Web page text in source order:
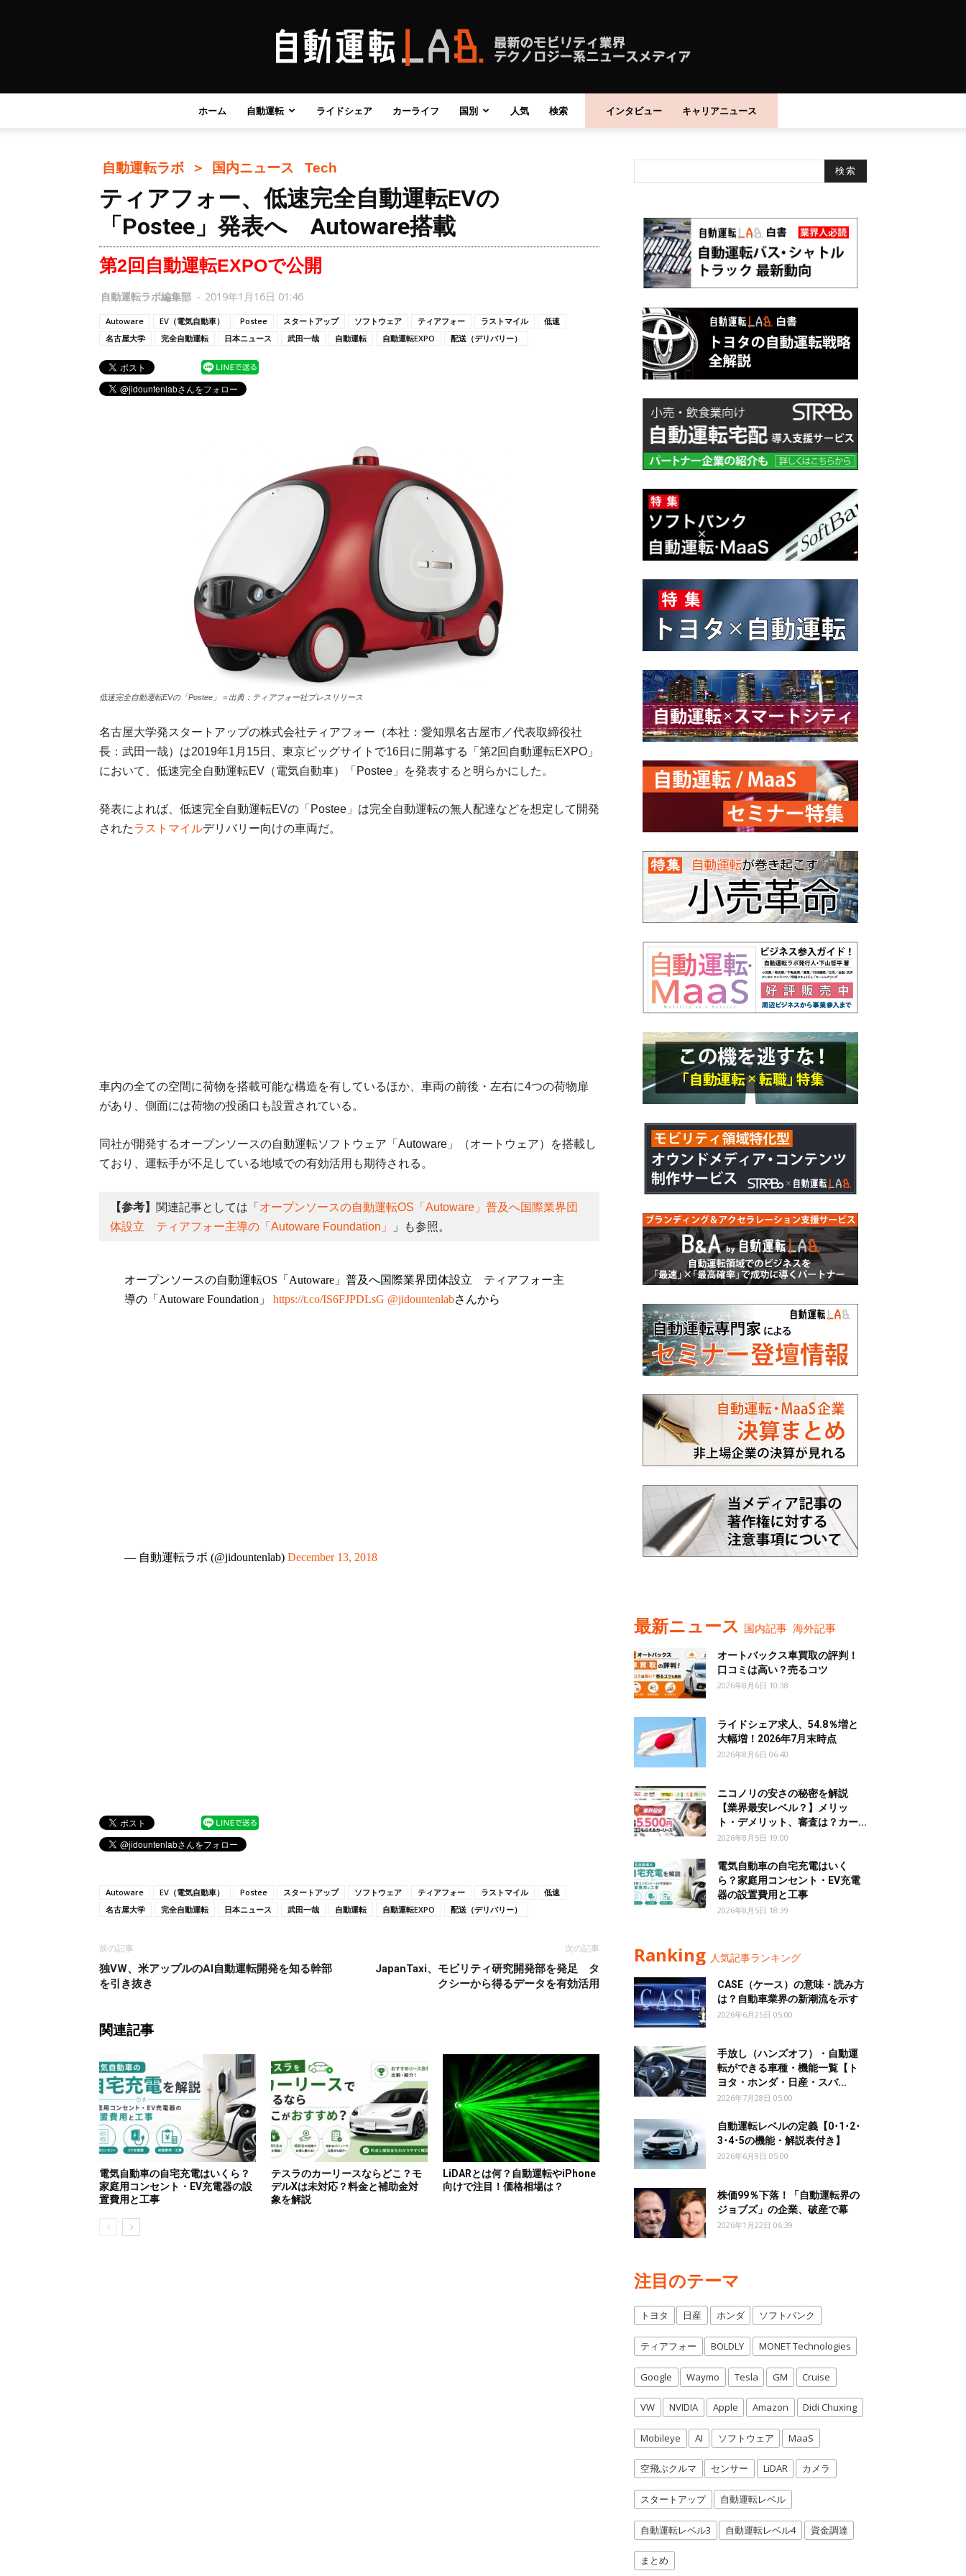
自
動
ボ
ホーム 自動運転 ライドシェア カーライフ 国別 人気 検索 インタビュー キャリアニュース
自動運転ラボ ＞ 国内ニュース Tech
ティアフォー、低速完全自動運転EVの
「Postee」発表へ Autoware搭載
第2回自動運転EXPOで公開
自動運転ラボ編集部 - 2019年1月16日 01:46
Autoware EV（電気自動車） Postee スタートアップ ソフトウェア ティアフォー ラストマイル
低速
名古屋大学
完全自動運転 日本ニュース 武田一哉 自動運転 自動運転EXPO 配送（デリバリー）
低速完全自動運転EVの「Postee」＝出典：ティアフォー社プレスリリース
名古屋大学発スタートアップの株式会社ティアフォー（本社：愛知県名古屋市／代表取締役社
長：武田一哉）は2019年1月15日、東京ビッグサイトで16日に開幕する「第2回自動運転EXPO」
において、低速完全自動運転EV（電気自動車）「Postee」を発表すると明らかにした。
発表によれば、低速完全自動運転EVの「Postee」は完全自動運転の無人配達などを想定して開発
されたラストマイルデリバリー向けの車両だ。
車内の全ての空間に荷物を搭載可能な構造を有しているほか、車両の前後・左右に4つの荷物扉
があり、側面には荷物の投函口も設置されている。
同社が開発するオープンソースの自動運転ソフトウェア「Autoware」（オートウェア）を搭載し
ており、運転手が不足している地域での有効活用も期待される。
【参考】 関連記事としては「 オープンソースの自動運転OS「Autoware」普及へ国際業界団
体設立 ティアフォー主導の「Autoware Foundation」
」も参照。
オープンソースの自動運転OS「Autoware」普及へ国際業界団体設立 ティアフォー主
導の「Autoware Foundation」 https://t.co/IS6FJPDLsG @jidountenlabさんから
— 自動運転ラボ (@jidountenlab) December 13, 2018
Autoware EV（電気自動車） Postee スタートアップ ソフトウェア ティアフォー ラストマイル
低速
名古屋大学
完全自動運転 日本ニュース 武田一哉 自動運転 自動運転EXPO 配送（デリバリー）
前の記事
独VW、米アップルのAI自動運転開発を知る幹部
を引き抜き
次の記事
JapanTaxi、モビリティ研究開発部を発足 タ
クシーから得るデータを有効活用
関連記事
電気自動車の自宅充電はいくら？
家庭用コンセント・EV充電器の設
置費用と工事
テスラのカーリースならどこ？モ
デルXは未対応？料金と補助金対
象を解説
LiDARとは何？自動運転やiPhone
向けで注目！価格相場は？
最新ニュース 国内記事 海外記事
オートバックス車買取の評判！
口コミは高い？売るコツ
2026年8月6日 10:38
ライドシェア求人、54.8％増と
大幅増！2026年7月末時点
2026年8月6日 06:40
ニコノリの安さの秘密を解説
【業界最安レベル？】メリッ
ト・デメリット、審査は？カー...
2026年8月5日 19:00
電気自動車の自宅充電はいく
ら？家庭用コンセント・EV充電
器の設置費用と工事
2026年8月5日 18:39
Ranking 人気記事ランキング
CASE（ケース）の意味・読み方
は？自動車業界の新潮流を示す
2026年6月25日 05:00
手放し（ハンズオフ）・自動運
転ができる車種・機能一覧【ト
ヨタ・ホンダ・日産・スバ...
2026年7月28日 05:00
自動運転レベルの定義【0･1･2･
3･4･5の機能・解説表付き】
2026年6月9日 05:00
株価99％下落！「自動運転界の
ジョブズ」の企業、破産で幕
2026年1月22日 06:39
注目のテーマ
トヨタ 日産 ホンダ ソフトバンク
ティアフォー BOLDLY MONET Technologies
Google Waymo Tesla GM Cruise
VW NVIDIA Apple Amazon Didi Chuxing
Mobileye AI ソフトウェア MaaS
空飛ぶクルマ センサー LiDAR カメラ
スタートアップ 自動運転レベル
自動運転レベル3 自動運転レベル4 資金調達
まとめ